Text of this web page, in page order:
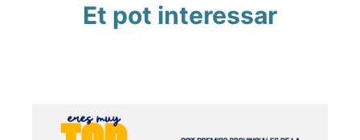
Et pot interessar